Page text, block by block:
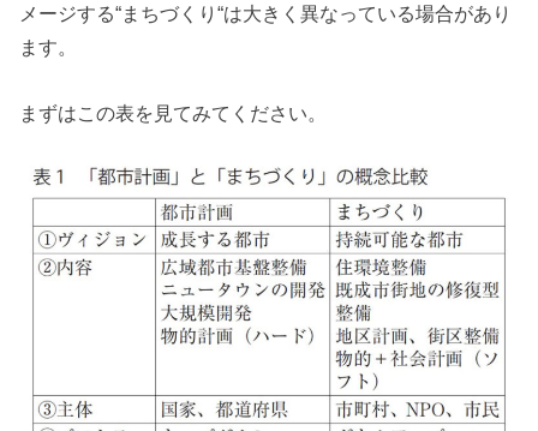
メージする“まちづくり“は大きく異なっている場合があり
ます。
まずはこの表を見てみてください。